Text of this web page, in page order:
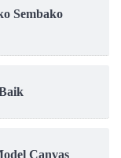
Sembako
Canvas